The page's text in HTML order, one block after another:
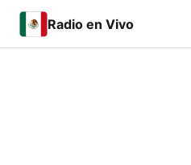
Radio en Vivo